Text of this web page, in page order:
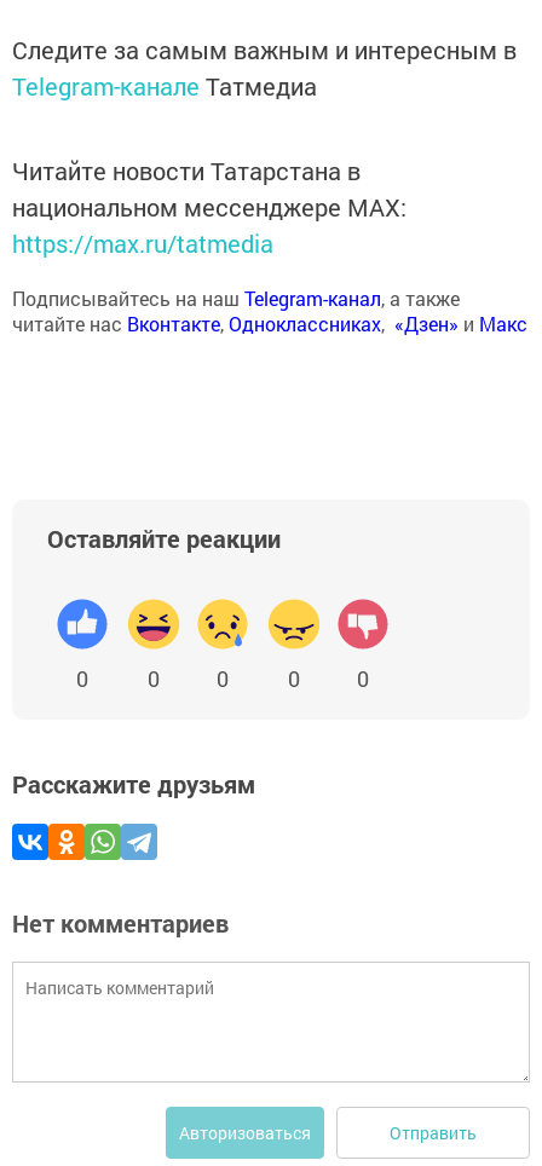
Следите за самым важным и интересным в
Telegram-канале Татмедиа
Читайте новости Татарстана в
национальном мессенджере MАХ:
https://max.ru/tatmedia
Подписывайтесь на наш Telegram-канал, а также
читайте нас Вконтакте,Одноклассниках, «Дзен» и Макс
Оставляйте реакции
0 0 0 0 0
Расскажите друзьям
Нет комментариев
Авторизоваться Отправить